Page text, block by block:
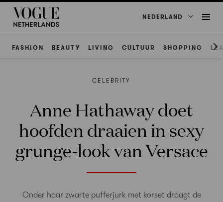
NEDERLAND
FASHION BEAUTY LIVING CULTUUR SHOPPING
CELEBRITY
Anne Hathaway doet
hoofden draaien in sexy
grunge-look van Versace
Onder haar zwarte pufferjurk met korset draagt de